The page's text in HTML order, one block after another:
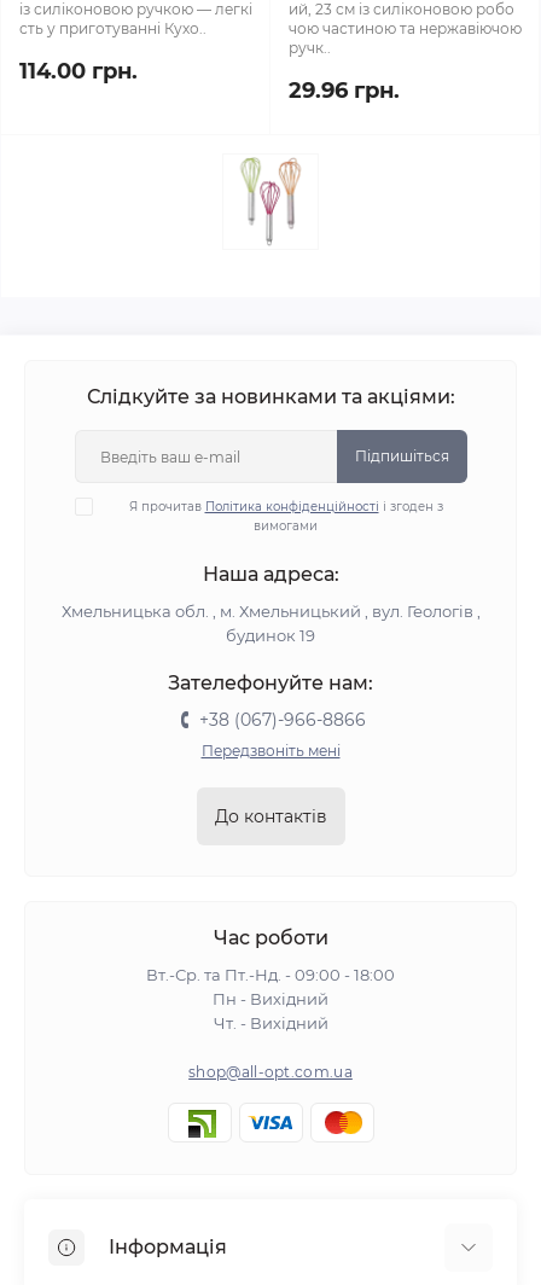
із силіконовою ручкою — легкі
сть у приготуванні Кухо..
114.00 грн.
ий, 23 см із силіконовою робо
чою частиною та нержавіючою
ручк..
29.96 грн.
Слідкуйте за новинками та акціями:
Підпишіться
Я прочитав Політика конфіденційності і згоден з
вимогами
Наша адреса:
Хмельницька обл. , м. Хмельницький , вул. Геологів ,
будинок 19
Зателефонуйте нам:
+38 (067)-966-8866
Передзвоніть мені
До контактів
Час роботи
Вт.-Ср. та Пт.-Нд. - 09:00 - 18:00
Пн - Вихідний
Чт. - Вихідний
shop@all-opt.com.ua
Інформація